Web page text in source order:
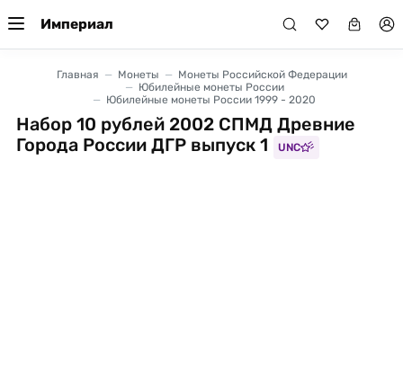
Империал
Главная Монеты
Монеты Российской Федерации
Юбилейные монеты России
Юбилейные монеты России 1999 - 2020
Набор 10 рублей 2002 СПМД Древние
Города России ДГР выпуск 1
UNC